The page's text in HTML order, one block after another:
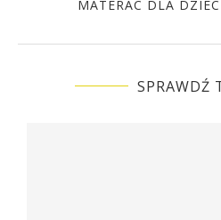
MATERAC DLA
SPRAWDŹ